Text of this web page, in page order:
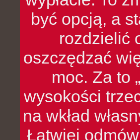
być opcją, a
rozdzielić
oszczędzać
moc. Za to
wysokości
na wkład
Łatwiej